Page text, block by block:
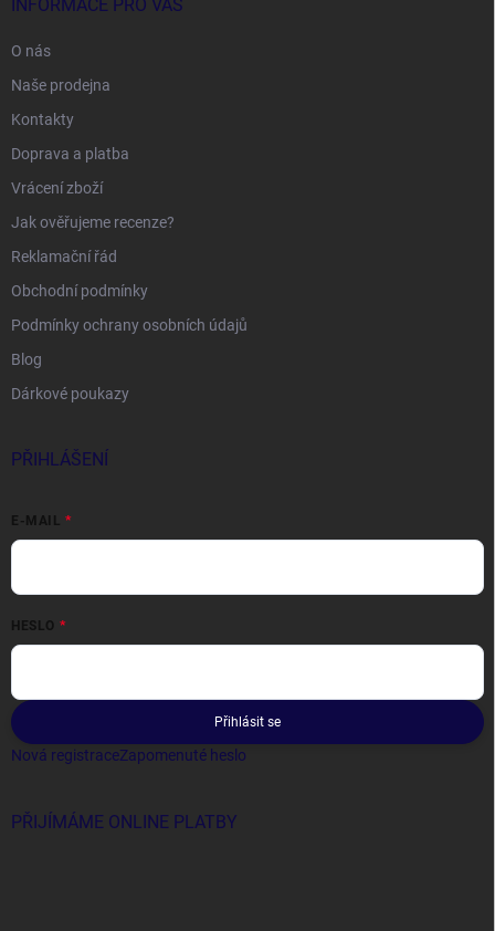
INFORMACE PRO VÁS
O nás
Naše prodejna
Kontakty
Doprava a platba
Vrácení zboží
Jak ověřujeme recenze?
Reklamační řád
Obchodní podmínky
Podmínky ochrany osobních údajů
Blog
Dárkové poukazy
PŘIHLÁŠENÍ
E-MAIL
HESLO
Přihlásit se
Nová registraceZapomenuté heslo
PŘIJÍMÁME ONLINE PLATBY